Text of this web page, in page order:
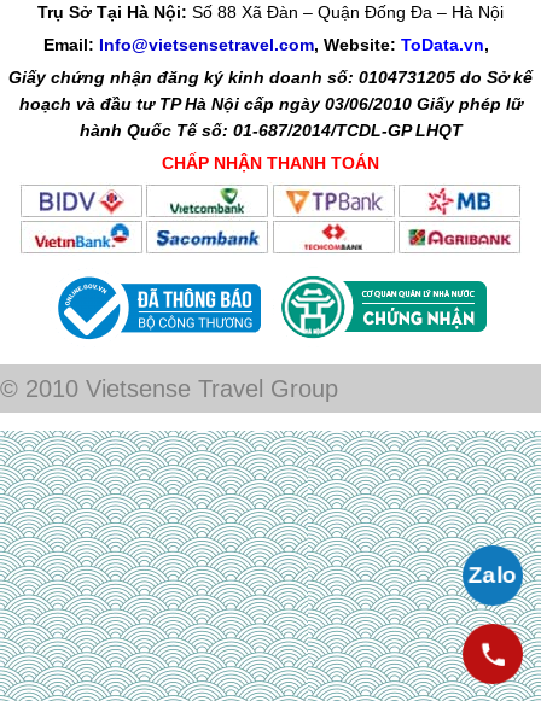
Trụ Sở Tại Hà Nội: Số 88 Xã Đàn – Quận Đống Đa – Hà Nội
Email: Info@vietsensetravel.com, Website: ToData.vn,
Giấy chứng nhận đăng ký kinh doanh số: 0104731205 do Sở kế
hoạch và đầu tư TP Hà Nội cấp ngày 03/06/2010 Giấy phép lữ
hành Quốc Tế số: 01-687/2014/TCDL-GP LHQT
CHẤP NHẬN THANH TOÁN
© 2010 Vietsense Travel Group